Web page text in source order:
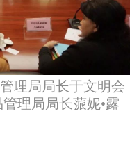
长于文明会
理局局长蒎妮•露